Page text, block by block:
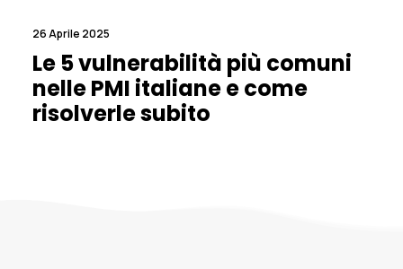
26 Aprile 2025
Le 5 vulnerabilità più comuni
nelle PMI italiane e come
risolverle subito